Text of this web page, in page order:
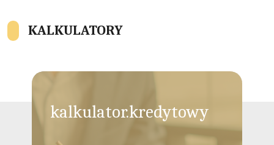
KALKULATORY
kalkulator.kredytowy